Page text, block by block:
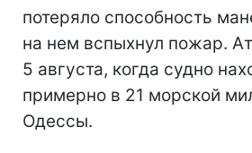
потеряло способность
на нем вспыхнул пожар.
5 августа, когда судно
примерно в 21 морской
Одессы.